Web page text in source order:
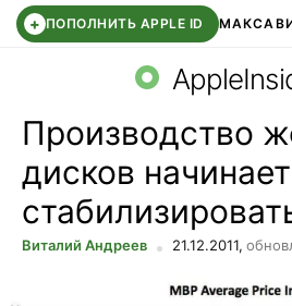
+ ПОПОЛНИТЬ APPLE ID МАКС
СБЕР КИДС ВТБ ОНЛАЙН
Производство
дисков начинает
Виталий Андреев 21.12.2011,